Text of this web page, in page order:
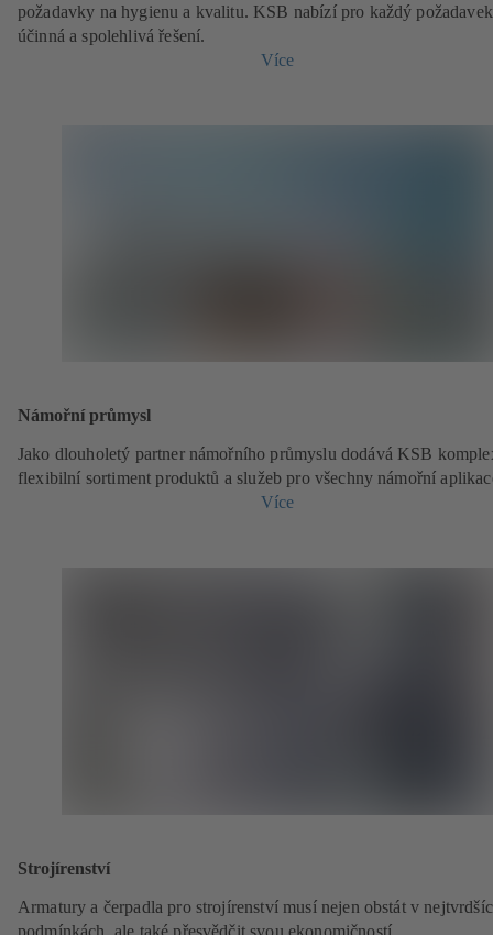
požadavky na hygienu a kvalitu. KSB nabízí pro každý požadavek
účinná a spolehlivá řešení.
Více
Námořní průmysl
Jako dlouholetý partner námořního průmyslu dodává KSB
flexibilní sortiment produktů a služeb pro všechny námořní
Více
Strojírenství
Armatury a čerpadla pro strojírenství musí nejen obstát v
podmínkách, ale také přesvědčit svou ekonomičností.